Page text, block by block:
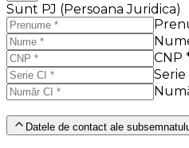
Sunt PJ (Persoana Juridica)
CNP
Serie
Datele de contact ale